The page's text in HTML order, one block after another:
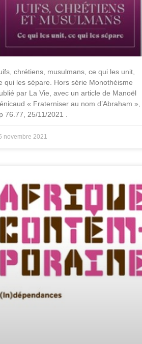
chrétiens, musulmans, ce qui les unit,
qui les sépare. Hors série Monothéisme
par La Vie, avec un article de Manoël
« Fraterniser au nom d’Abraham »,
76.77, 25/11/2021 .
novembre 2021